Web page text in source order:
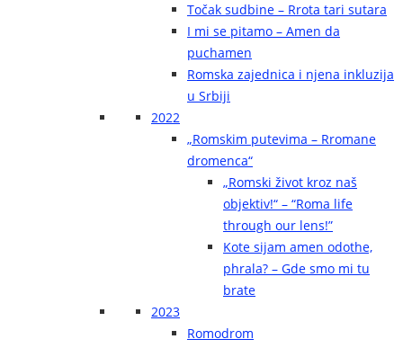
Točak sudbine – Rrota tari sutara
I mi se pitamo – Amen da
puchamen
Romska zajednica i njena inkluzija
u Srbiji
2022
„Romskim putevima – Rromane
dromenca“
„Romski život kroz naš
objektiv!“ – “Roma life
through our lens!”
Kote sijam amen odothe,
phrala? – Gde smo mi tu
brate
2023
Romodrom